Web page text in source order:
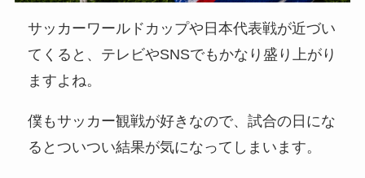
サッカーワールドカップや日本代表戦が近づい
てくると、テレビやSNSでもかなり盛り上がり
ますよね。
僕もサッカー観戦が好きなので、試合の日にな
るとついつい結果が気になってしまいます。